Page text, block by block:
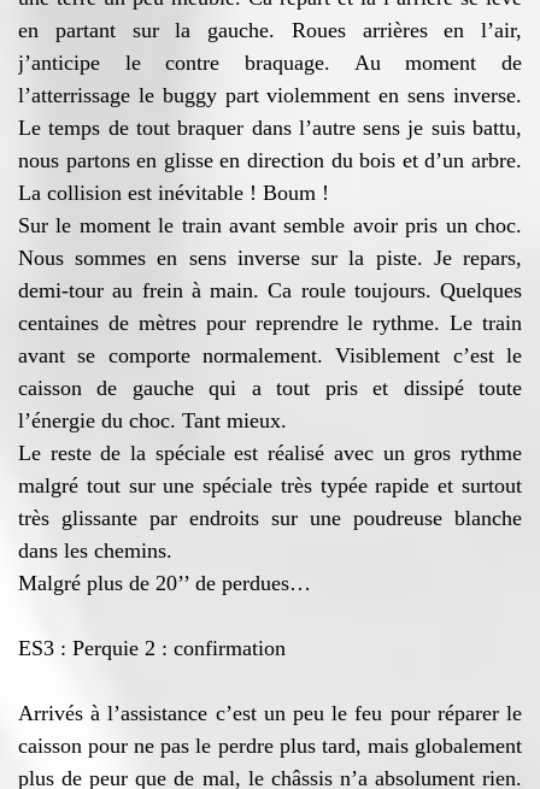
en partant sur la gauche. Roues arrières en l’air,
j’anticipe le contre braquage. Au moment de
l’atterrissage le buggy part violemment en sens inverse.
Le temps de tout braquer dans l’autre sens je suis battu,
nous partons en glisse en direction du bois et d’un arbre.
La collision est inévitable ! Boum !
Sur le moment le train avant semble avoir pris un choc.
Nous sommes en sens inverse sur la piste. Je repars,
demi-tour au frein à main. Ca roule toujours. Quelques
centaines de mètres pour reprendre le rythme. Le train
avant se comporte normalement. Visiblement c’est le
caisson de gauche qui a tout pris et dissipé toute
l’énergie du choc. Tant mieux.
Le reste de la spéciale est réalisé avec un gros rythme
malgré tout sur une spéciale très typée rapide et surtout
très glissante par endroits sur une poudreuse blanche
dans les chemins.
Malgré plus de 20’’ de perdues…
ES3 : Perquie 2 : confirmation
Arrivés à l’assistance c’est un peu le feu pour réparer le
caisson pour ne pas le perdre plus tard, mais globalement
plus de peur que de mal, le châssis n’a absolument rien.